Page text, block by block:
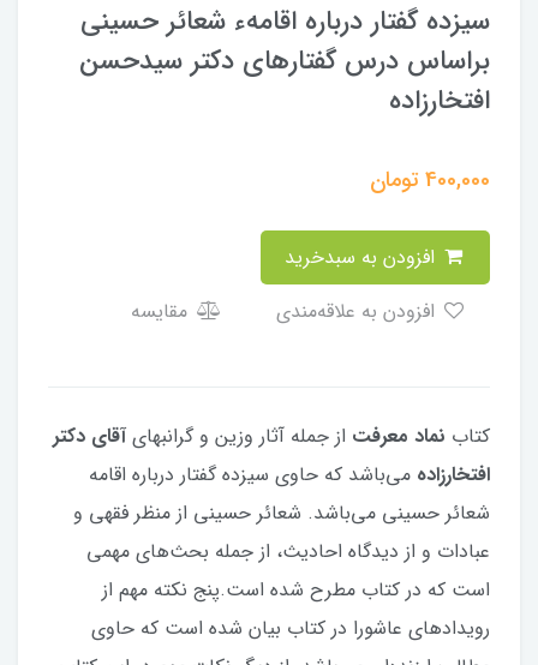
سیزده گفتار درباره اقامهء شعائر حسینی
براساس درس گفتارهای دکتر سیدحسن
افتخارزاده
400,000تومان
مقایسه
کتاب نماد معرفت از جمله آثار وزین و گرانبهای آقای دکتر
افتخارزاده می‌باشد که حاوی سیزده گفتار درباره اقامه
شعائر حسینی می‌باشد. شعائر حسینی از منظر فقهی و
عبادات و از دیدگاه احادیث، از جمله بحث‌های مهمی
است که در کتاب مطرح شده است.پنج نکته مهم از
رویدادهای عاشورا در کتاب بیان شده است که حاوی